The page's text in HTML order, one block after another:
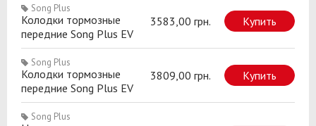
Song Plus
Колодки тормозные
передние Song Plus EV
3583,00 грн. Купить
Song Plus
Колодки тормозные
передние Song Plus EV
3809,00 грн. Купить
Song Plus